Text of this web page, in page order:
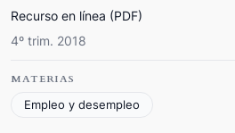
Recurso en línea (PDF)
4º trim. 2018
MATERIAS
Empleo y desempleo